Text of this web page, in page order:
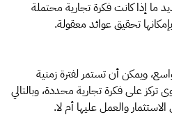
إذا كانت فكرة تجارية محتملة
تحقيق عوائد معقولة.
ويمكن أن تستمر لفترة زمنية
على فكرة تجارية محددة، وبالتالي
والعمل عليها أم لا.